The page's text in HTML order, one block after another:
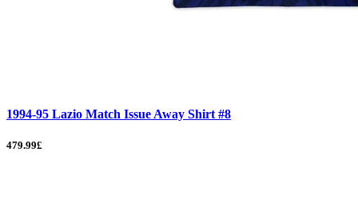
1994-95 Lazio Match Issue Away Shirt #8
479.99£